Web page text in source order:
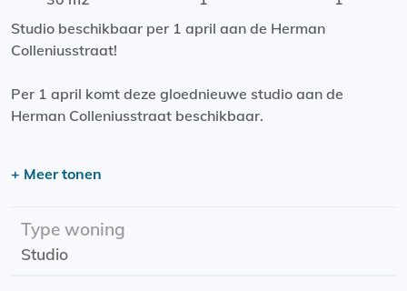
Studio beschikbaar per 1 april aan de Herman
Colleniusstraat!
Per 1 april komt deze gloednieuwe studio aan de
Herman Colleniusstraat beschikbaar.
Groningen, bekend om haar charmante straatjes en
korte wandeling zo op de Grote Markt of het
Noorderplantsoen!
+ Meer tonen
Type woning
Studio